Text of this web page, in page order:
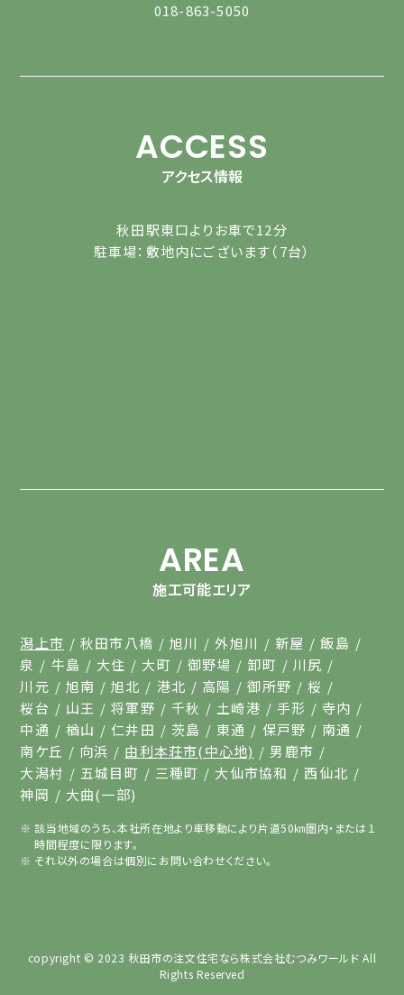
018-863-5050
ACCESS
アクセス情報
秋田駅東口よりお車で12分
駐車場：敷地内にございます（7台）
AREA
施工可能エリア
潟上市 秋田市八橋 旭川 外旭川 新屋
飯島
泉
牛島 大住 大町 御野場 卸町
川尻
川元
旭南 旭北 港北 高陽 御所野
桜
桜台
山王 将軍野 千秋 土崎港 手形
寺内
中通
楢山 仁井田 茨島 東通 保戸野
南通
南ケ丘
向浜 由利本荘市(中心地)
男鹿市
大潟村
五城目町 三種町 大仙市協和
西仙北
神岡
大曲(一部)
該当地域のうち、本社所在地より車移動により片道50㎞圏内・または１
時間程度に限ります。
それ以外の場合は個別にお問い合わせください。
copyright © 2023 秋田市の注文住宅なら株式会社むつみワールド All
Rights Reserved